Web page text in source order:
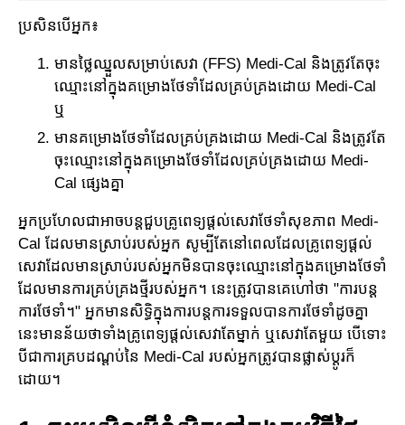
ប្រសិនបើអ្នក៖
មានថ្លៃឈ្នួលសម្រាប់សេវា (FFS) Medi-Cal និងត្រូវតែចុះ
ឈ្មោះនៅក្នុងគម្រោងថែទាំដែលគ្រប់គ្រងដោយ Medi-Cal
ឬ
មានគម្រោងថែទាំដែលគ្រប់គ្រងដោយ Medi-Cal និងត្រូវតែ
ចុះឈ្មោះនៅក្នុងគម្រោង​ថែទាំដែល​គ្រប់​គ្រង​ដោយ​ Medi-
Cal ផ្សេងគ្នា
អ្នកប្រហែលជាអាចបន្តជួបគ្រូពេទ្យផ្តល់សេវាថែទាំសុខភាព Medi-
Cal ដែលមានស្រាប់របស់អ្នក សូម្បី​តែ​នៅ​ពេលដែលគ្រូពេទ្យ​ផ្តល់
សេវាដែលមានស្រាប់របស់អ្នកមិនបានចុះឈ្មោះនៅក្នុងគម្រោង​ថែទាំ​
ដែល​មាន​ការ​​គ្រប់គ្រងថ្មីរបស់អ្នក។ នេះត្រូវបានគេហៅថា "ការបន្ត
ការថែទាំ។" អ្នកមាន​សិទ្ធិក្នុង​ការបន្ត​ការ​ទទួល​បាន​ការ​ថែទាំដូចគ្នា
នេះ​មាន​​ន័យថាទាំងគ្រូពេទ្យផ្តល់សេវាតែម្នាក់ ឬសេវាតែមួយ បើ​ទោះ​
បីជាការ​គ្របដណ្តប់នៃ Medi-Cal របស់អ្នកត្រូវ​បានផ្លាស់ប្តូរក៏​
ដោយ​។